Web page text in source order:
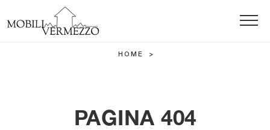
HOME >
PAGINA 404